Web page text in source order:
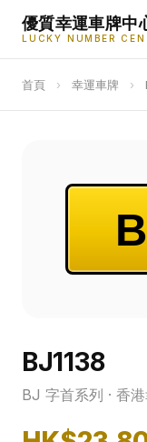
優質幸運車牌中
LUCKY NUMBER
首頁 › 幸運車牌 ›
BJ1138
BJ 字首系列 · 香